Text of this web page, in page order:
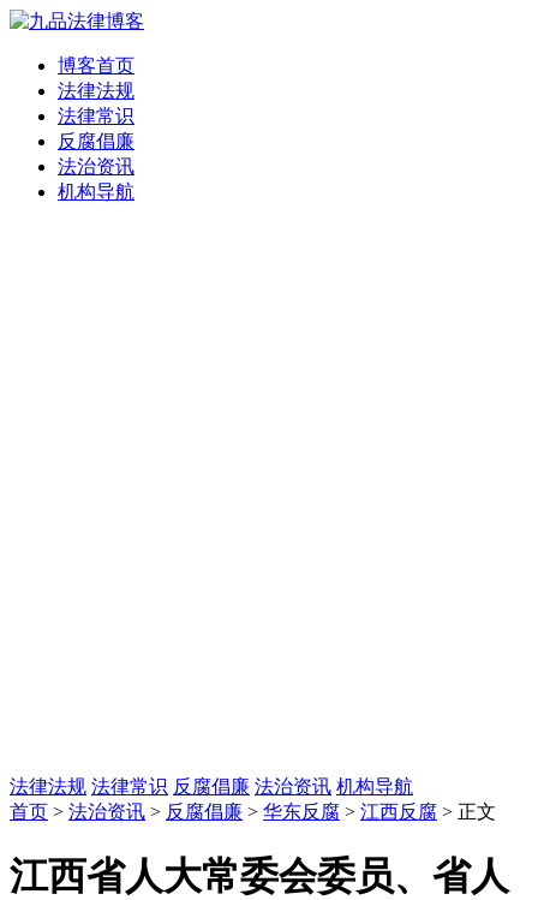
博客首页
法律法规
法律常识
反腐倡廉
法治资讯
机构导航
法律法规 法律常识 反腐倡廉 法治资讯 机构导航
首页 > 法治资讯 > 反腐倡廉 > 华东反腐 > 江西反腐 > 正文
江西省人大常委会委员、省人